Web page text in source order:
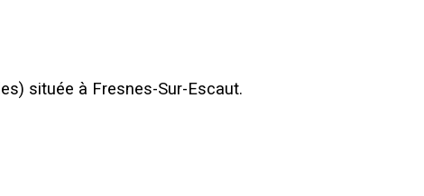
située à Fresnes-Sur-Escaut.